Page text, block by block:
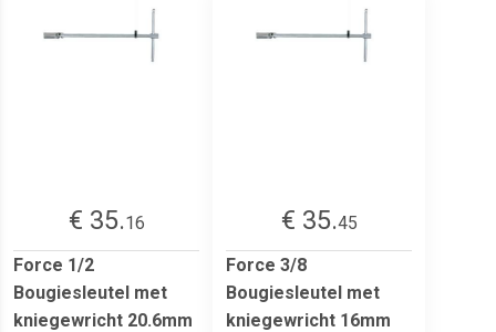
€ 35.16
Force 1/2
Bougiesleutel met
kniegewricht 20.6mm
€ 35.45
Force 3/8
Bougiesleutel met
kniegewricht 16mm